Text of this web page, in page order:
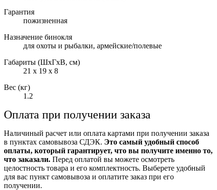
Гарантия
пожизненная
Назначение бинокля
для охоты и рыбалки, армейские/полевые
Габариты (ШxГxВ, см)
21 x 19 x 8
Вес (кг)
1.2
Оплата при получении заказа
Наличиный расчет или оплата картами при получении заказа
в пунктах самовывоза СДЭК. Это самый удобный способ
оплаты, который гарантирует, что вы получите именно то,
что заказали. Перед оплатой вы можете осмотреть
целостность товара и его комплектность. Выберете удобный
для вас пункт самовывоза и оплатите заказ при его
получении.